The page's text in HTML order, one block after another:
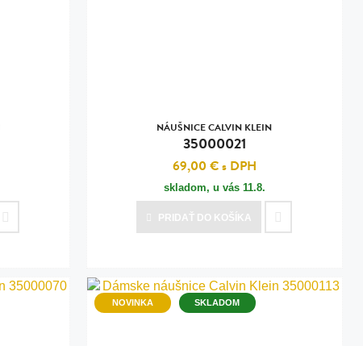
NÁUŠNICE CALVIN KLEIN
35000021
69,00 €s DPH
skladom, u vás 11.8.
PRIDAŤ DO KOŠÍKA
NOVINKA SKLADOM